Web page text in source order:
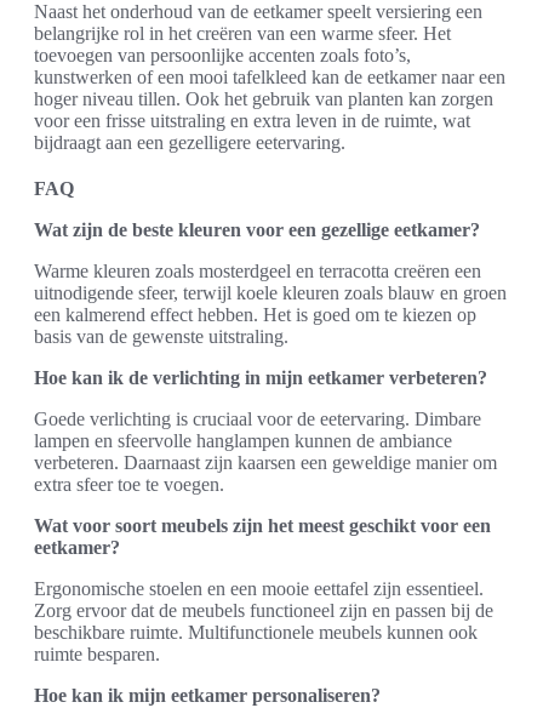
Naast het onderhoud van de eetkamer speelt versiering een
belangrijke rol in het creëren van een warme sfeer. Het
toevoegen van persoonlijke accenten zoals foto’s,
kunstwerken of een mooi tafelkleed kan de eetkamer naar een
hoger niveau tillen. Ook het gebruik van planten kan zorgen
voor een frisse uitstraling en extra leven in de ruimte, wat
bijdraagt aan een gezelligere eetervaring.
FAQ
Wat zijn de beste kleuren voor een gezellige eetkamer?
Warme kleuren zoals mosterdgeel en terracotta creëren een
uitnodigende sfeer, terwijl koele kleuren zoals blauw en groen
een kalmerend effect hebben. Het is goed om te kiezen op
basis van de gewenste uitstraling.
Hoe kan ik de verlichting in mijn eetkamer verbeteren?
Goede verlichting is cruciaal voor de eetervaring. Dimbare
lampen en sfeervolle hanglampen kunnen de ambiance
verbeteren. Daarnaast zijn kaarsen een geweldige manier om
extra sfeer toe te voegen.
Wat voor soort meubels zijn het meest geschikt voor een
eetkamer?
Ergonomische stoelen en een mooie eettafel zijn essentieel.
Zorg ervoor dat de meubels functioneel zijn en passen bij de
beschikbare ruimte. Multifunctionele meubels kunnen ook
ruimte besparen.
Hoe kan ik mijn eetkamer personaliseren?